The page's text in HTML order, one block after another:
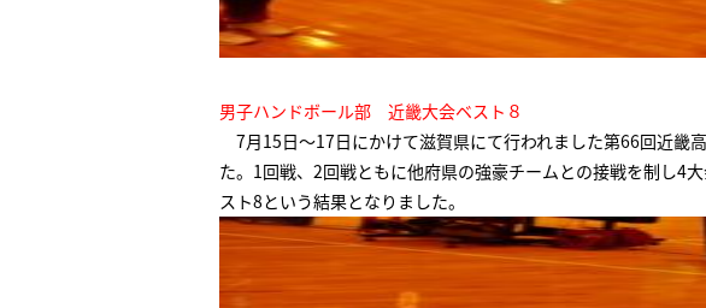
男子ハンドボール部 近畿大会ベスト８
7月15日～17日にかけて滋賀県にて行われました第66回近畿
た。1回戦、2回戦ともに他府県の強豪チームとの接戦を制し4
スト8という結果となりました。